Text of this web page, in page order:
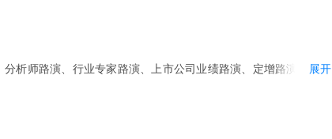
析师路演、行业专家路演、上市公司业绩路演、定增路演、重大
为客户建立与主流投资者之间的稳固沟通渠道和信任关系。
展开